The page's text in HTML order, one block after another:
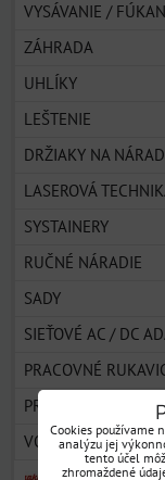
VYSÁVANIE /
ZÁHRADA
UHLÍKY
LEŠTENIE
DRŽIAKY NA
LASEROVÁ
SYSTAINERY
RUČNÉ NÁRADIE
SADY
SIEŤOVÉ AC / DC
PRACOVNÉ
PRÍSLUŠENSTVO
VODIACE LIŠTY
Cookies používame
analýzu jej
tento účel
zhromaždené